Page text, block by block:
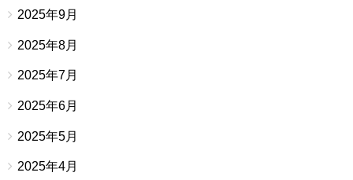
2025年9月
2025年8月
2025年7月
2025年6月
2025年5月
2025年4月